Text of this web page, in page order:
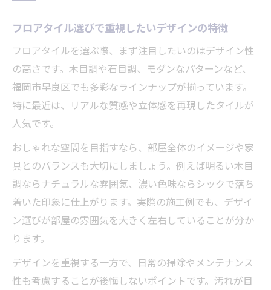
フロアタイル選びで重視したいデザインの特徴
フロアタイルを選ぶ際、まず注目したいのはデザイン性
の高さです。木目調や石目調、モダンなパターンなど、
福岡市早良区でも多彩なラインナップが揃っています。
特に最近は、リアルな質感や立体感を再現したタイルが
人気です。
おしゃれな空間を目指すなら、部屋全体のイメージや家
具とのバランスも大切にしましょう。例えば明るい木目
調ならナチュラルな雰囲気、濃い色味ならシックで落ち
着いた印象に仕上がります。実際の施工例でも、デザイ
ン選びが部屋の雰囲気を大きく左右していることが分か
ります。
デザインを重視する一方で、日常の掃除やメンテナンス
性も考慮することが後悔しないポイントです。汚れが目